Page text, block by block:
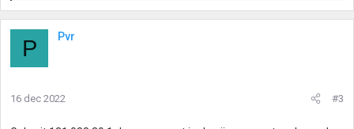
a
n
P Pvr
16 dec 2022 #3